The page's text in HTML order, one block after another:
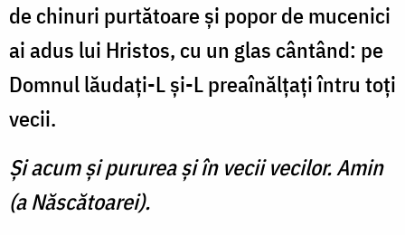
de chinuri purtătoare şi popor de mucenici
ai adus lui Hristos, cu un glas cântând: pe
Domnul lăudaţi-L şi-L preaînălţaţi întru toţi
vecii.
Şi acum şi pururea şi în vecii vecilor. Amin
(a Născătoarei).